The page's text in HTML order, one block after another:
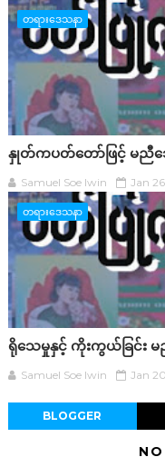
တရားဒေသနာ
နှုတ်ကပတ်တော်ဖြင့် မညီသေ
Samuel Soe lwin Jan
တရားဒေသနာ
ရိုသေမှုနှင့် ကိုးကွယ်ခြင်း မ
Samuel Soe lwin Jan
BLOGGER